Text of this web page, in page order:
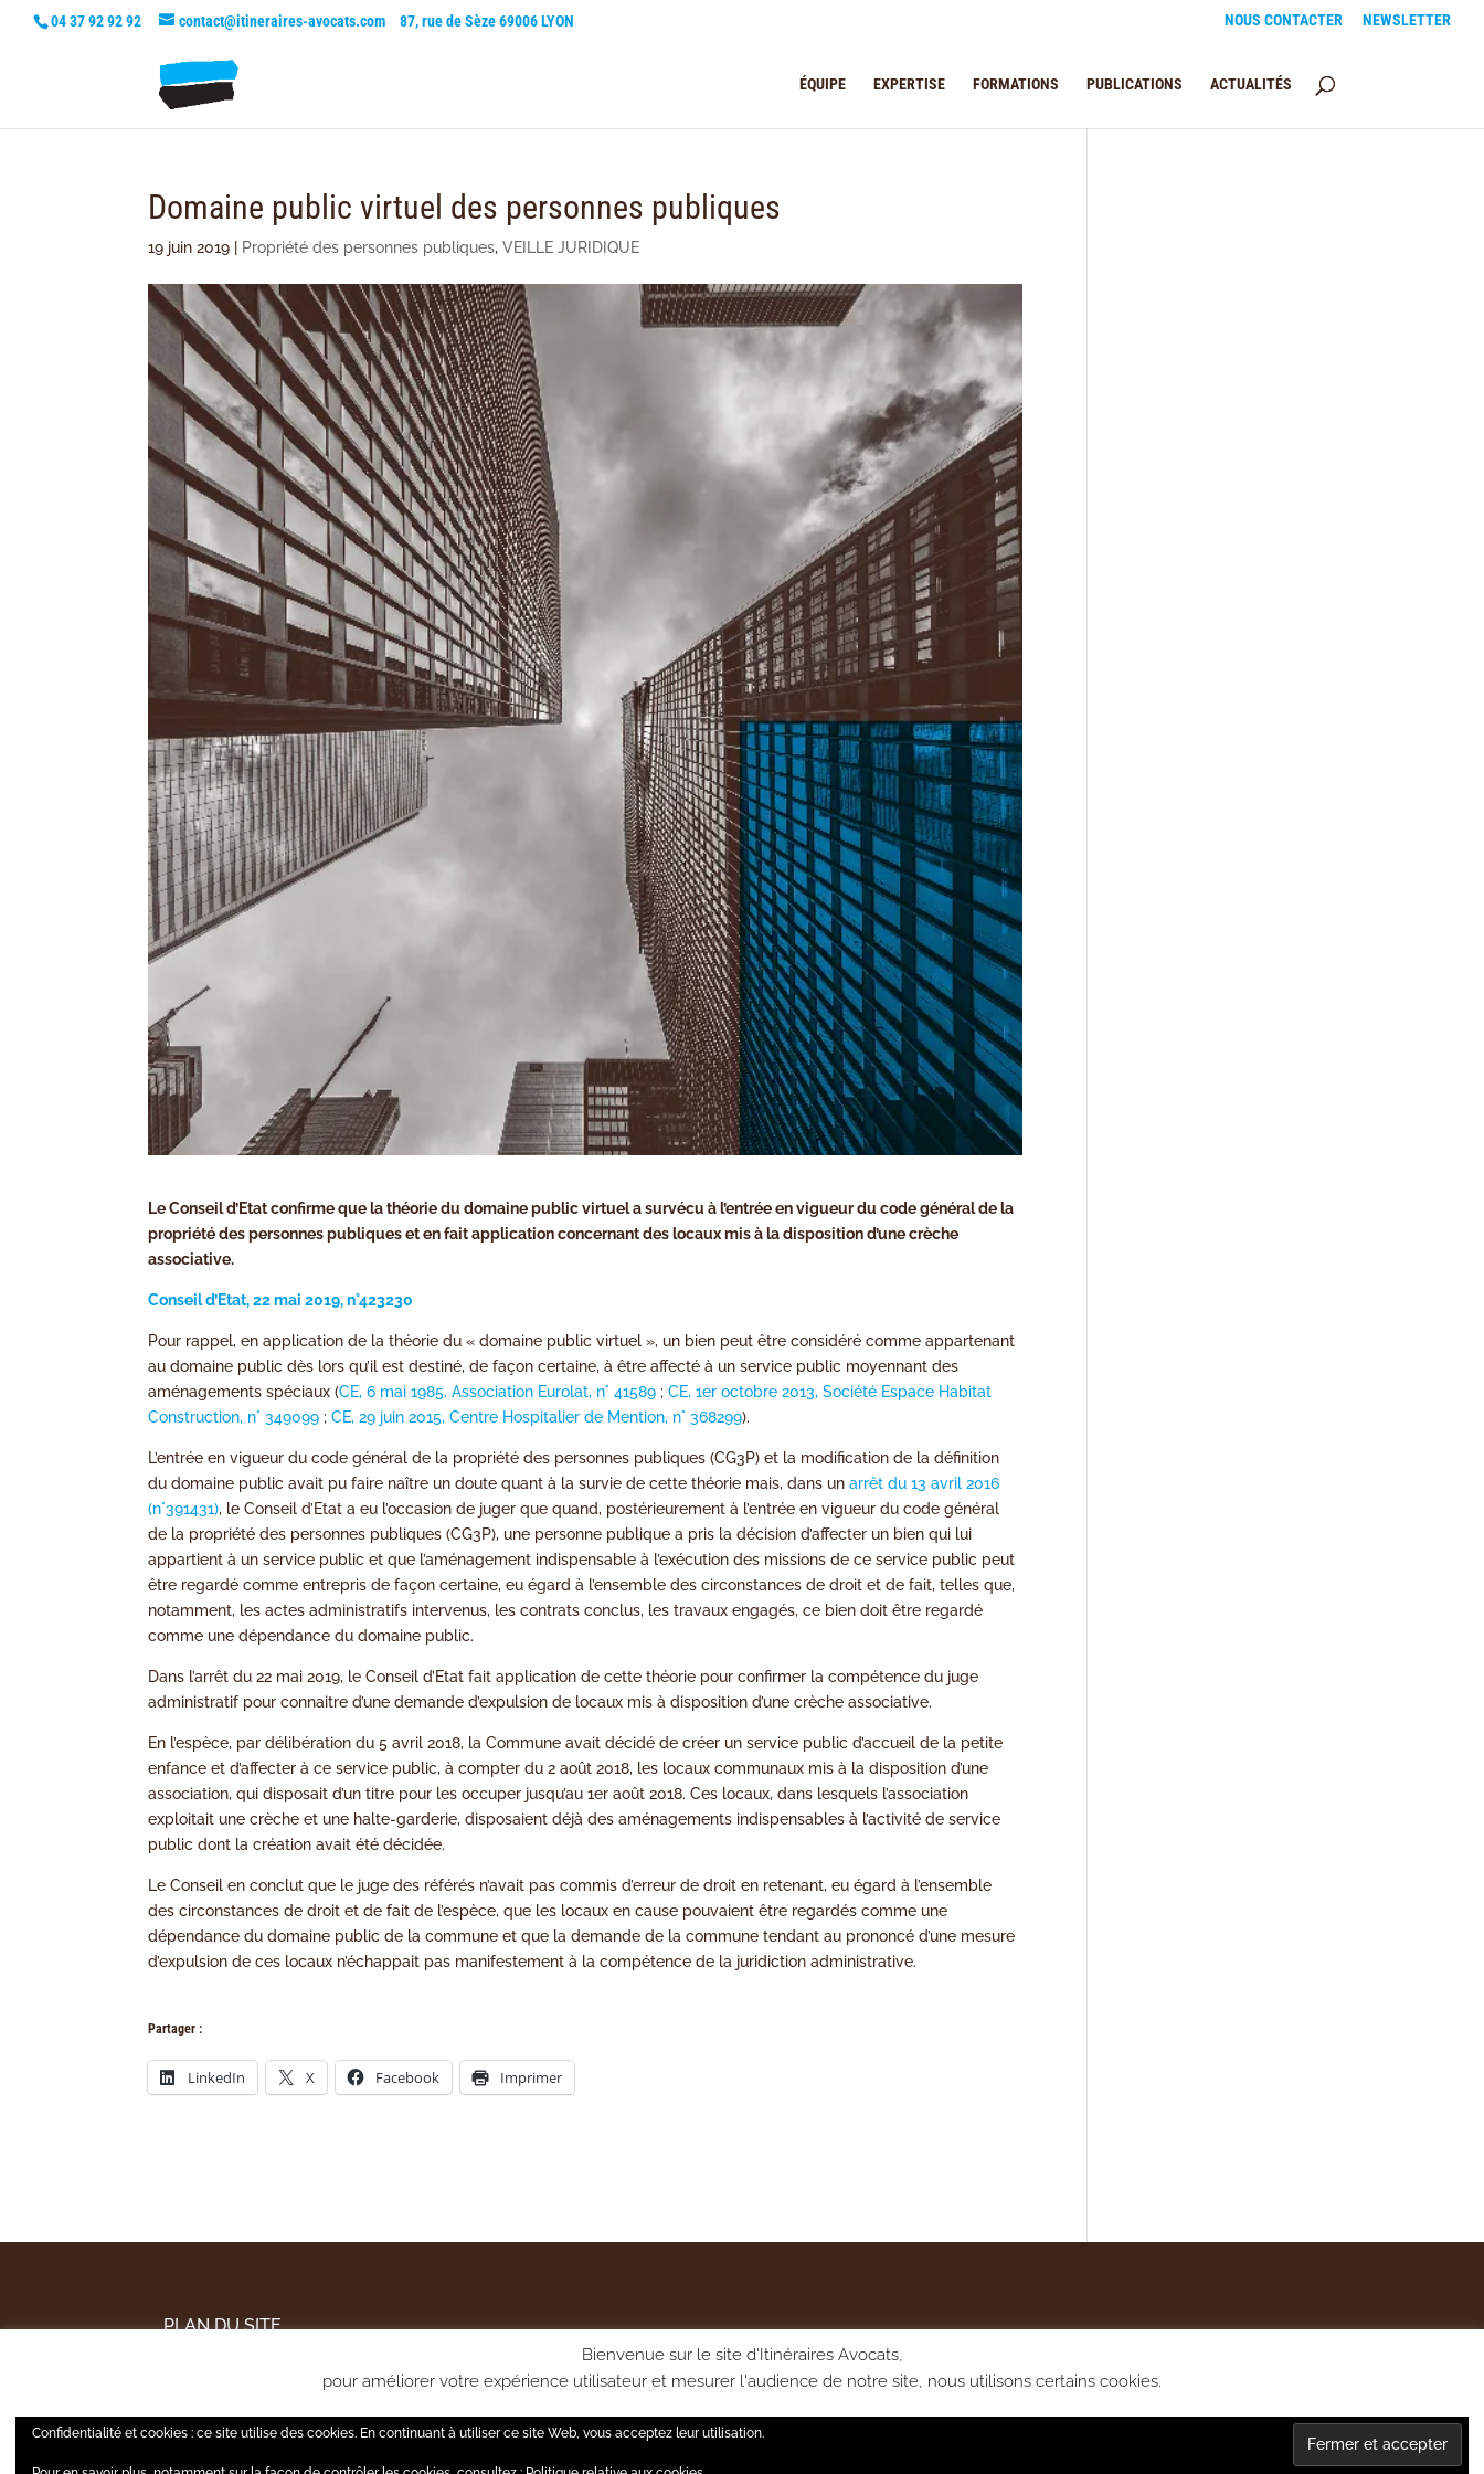
04 37 92 92 92 contact@itineraires-avocats.com 87, rue de Sèze 69006 LYON NOUS CONTACTER NEWSLETTER
ÉQUIPE EXPERTISE FORMATIONS PUBLICATIONS ACTUALITÉS
Domaine public virtuel des personnes publiques
19 juin 2019 Propriété des personnes publiques,VEILLE JURIDIQUE
Le Conseil d’Etat confirme que la théorie du domaine public virtuel a survécu à l’entrée en vigueur du code général de la
propriété des personnes publiques et en fait application concernant des locaux mis à la disposition d’une crèche
associative.
Conseil d’Etat, 22 mai 2019, n°423230
Pour rappel, en application de la théorie du « domaine public virtuel », un bien peut être considéré comme appartenant
au domaine public dès lors qu’il est destiné, de façon certaine, à être affecté à un service public moyennant des
aménagements spéciaux (CE, 6 mai 1985, Association Eurolat, n° 41589 ;CE, 1er octobre 2013, Société Espace Habitat
Construction, n° 349099 ;CE, 29 juin 2015, Centre Hospitalier de Mention, n° 368299).
L’entrée en vigueur du code général de la propriété des personnes publiques (CG3P) et la modification de la définition
du domaine public avait pu faire naître un doute quant à la survie de cette théorie mais, dans unarrêt du 13 avril 2016
(n°391431), le Conseil d’Etat a eu l’occasion de juger que quand, postérieurement à l’entrée en vigueur du code général
de la propriété des personnes publiques (CG3P), une personne publique a pris la décision d’affecter un bien qui lui
appartient à un service public et que l’aménagement indispensable à l’exécution des missions de ce service public peut
être regardé comme entrepris de façon certaine, eu égard à l’ensemble des circonstances de droit et de fait, telles que,
notamment, les actes administratifs intervenus, les contrats conclus, les travaux engagés, ce bien doit être regardé
comme une dépendance du domaine public.
Dans l’arrêt du 22 mai 2019, le Conseil d’Etat fait application de cette théorie pour confirmer la compétence du juge
administratif pour connaitre d’une demande d’expulsion de locaux mis à disposition d’une crèche associative.
En l’espèce, par délibération du 5 avril 2018, la Commune avait décidé de créer un service public d’accueil de la petite
enfance et d’affecter à ce service public, à compter du 2 août 2018, les locaux communaux mis à la disposition d’une
association, qui disposait d’un titre pour les occuper jusqu’au 1er août 2018. Ces locaux, dans lesquels l’association
exploitait une crèche et une halte-garderie, disposaient déjà des aménagements indispensables à l’activité de service
public dont la création avait été décidée.
Le Conseil en conclut que le juge des référés n’avait pas commis d’erreur de droit en retenant, eu égard à l’ensemble
des circonstances de droit et de fait de l’espèce, que les locaux en cause pouvaient être regardés comme une
dépendance du domaine public de la commune et que la demande de la commune tendant au prononcé d’une mesure
d’expulsion de ces locaux n’échappait pas manifestement à la compétence de la juridiction administrative.
Partager :
LinkedIn X Facebook Imprimer
PLAN DU SITE
POLITIQUE DE CONFIDENTIALITÉ
Bienvenue sur le site d'Itinéraires Avocats,
pour améliorer votre expérience utilisateur et mesurer l'audience de notre site, nous utilisons certains cookies.
A tout moment, vous pourrez gérer vos choix via la page Politique de confidentialité et cookies.
Réglage des cookies
Confidentialité et cookies : ce site utilise des cookies. En continuant à utiliser ce site Web, vous acceptez leur utilisation.